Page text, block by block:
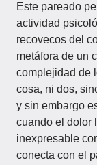
Este pareado
actividad
recovecos del
metáfora de un
complejidad de
cosa, ni dos,
y sin embargo
cuando el dolor
inexpresable
conecta con el